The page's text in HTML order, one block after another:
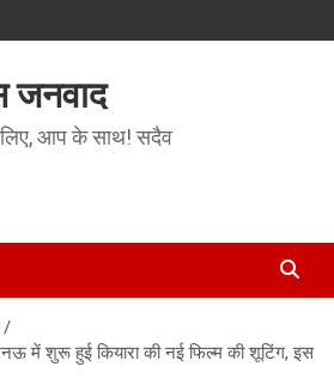
जनवाद
आप के साथ! सदैव
में शुरू हुई कियारा की नई फिल्म की शूटिंग, इस